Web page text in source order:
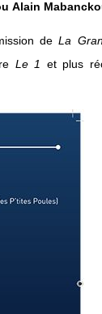
Alain
deLa
Le 1
et plus